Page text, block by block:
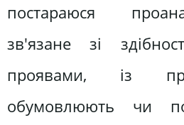
постараюся
зв'язане зі
проявами, із
обумовлюють чи